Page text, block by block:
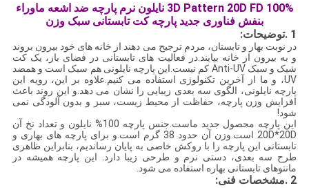
3D Pattern 20D FD 100% نایلون نرم پارچه ضد اشعه ماوراء
بنفش فناوری جدید پارچه کت تابستانی سبک وزن
1 .توضیحات:
در نوبت بهار و تابستان، مردم ترجیح می دهند از خانه های خود بیرون بروند
و به بیرون از خانه بیایند.در فعالیت های تابستانی در فضای باز، یک کت
شیک و سبک Anti-UV کم نیست.این پارچه نایلونی هم سبک است و هم
ضد
UV، و ما از آخرین تکنولوژی استفاده می کنیم.علاوه بر این، رویه این
پارچه نایلونی، الگوی سه بعدی زیبایی را نشان می دهد.و این روند باعث
افزایش وزن پارچه، حفاظت از محیط زیست، سبز و بدون آلودگی نمی
شود!
این پارچه محصول جدید ماست.جنس پارچه 100% نایلون و تعداد نخ آن
20D*20D است.وزن آن حدود 38 گرم است.و برای پارچه های بهاری و
تابستانی این پارچه را با روکش خاصی به پایان رساندیم، بنابراین ظاهری
طرح سه بعدی، دستی نرم و طرحی زیبا دارد. این پارچه همیشه در
مانتوهای تابستانی بهاره استفاده می شود.
2 .مشخصات فنی: